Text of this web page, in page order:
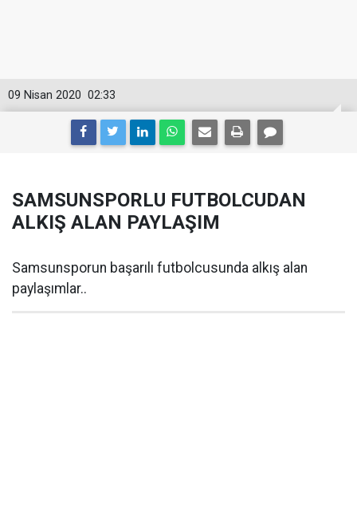
02:33
09 Nisan 2020
SAMSUNSPORLU FUTBOLCUDAN
ALKIŞ ALAN PAYLAŞIM
Samsunsporun başarılı futbolcusunda alkış alan
paylaşımlar..